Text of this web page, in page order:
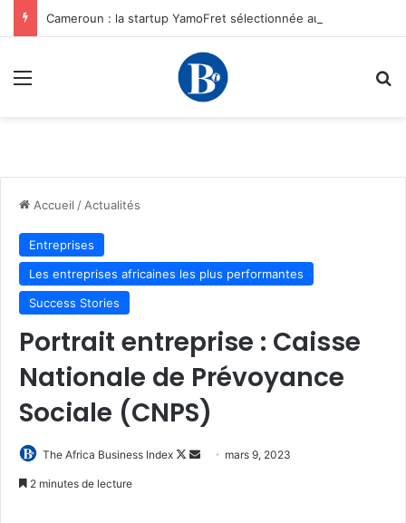
Menu
Accueil / Actualités
Entreprises
Les entreprises africaines les plus performantes
Success Stories
Portrait entreprise : Caisse
Nationale de Prévoyance
Sociale (CNPS)
The Africa Business Index
Follow
Envoyermars 9, 2023
2 minutes de lecture